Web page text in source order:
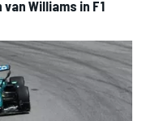
Williams in F1